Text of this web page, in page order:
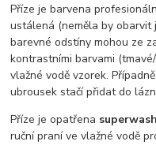
Příze je barvena
ustálená (neměla by obarvit
barevné odstíny mohou ze
kontrastními barvami
vlažné vodě vzorek.
ubrousek stačí přidat do
Příze je opatřena
ruční praní ve vlažné vodě